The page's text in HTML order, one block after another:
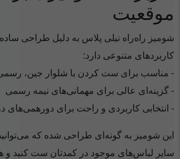
موقعیت
شومیز راه‌راه نیلی پلاس به دلیل طراحی
کاربردهای متنوعی دارد:
- مناسب برای ست کردن با شلوار‌ جین،
- گزینه‌ای عالی برای مهمانی‌های نیمه رسمی
- انتخابی کاربردی و راحت برای دورهمی‌های
این شومیز به گونه‌ای طراحی شده که
سایر لباس‌های موجود در کمدتان ست کنید